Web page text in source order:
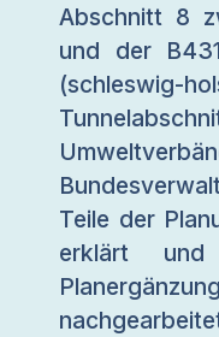
Abschnitt 8
und der
(schleswig-
Teile der
erklärt